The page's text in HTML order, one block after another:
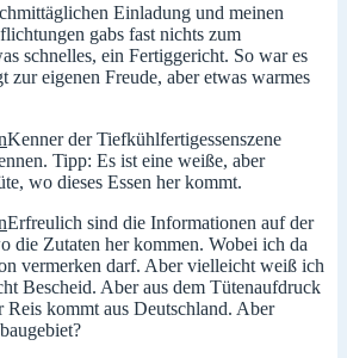
Einladung und meinen
gabs fast nichts zum
schnelles, ein Fertiggericht. So war es
zur eigenen Freude, aber etwas warmes
Kenner der Tiefkühlfertigessenszene
Tipp: Es ist eine weiße, aber
wo dieses Essen her kommt.
Erfreulich sind die Informationen auf der
die Zutaten her kommen. Wobei ich da
vermerken darf. Aber vielleicht weiß ich
Bescheid. Aber aus dem Tütenaufdruck
Reis kommt aus Deutschland. Aber